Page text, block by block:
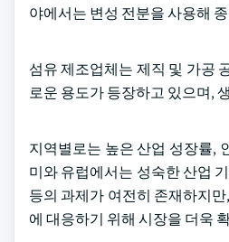
야에서는 변성 전분을 사용해
섬유 제조업체는 제직 및 가공
로운 용도가 등장하고 있으며,
지역별로는 높은 산업 성장률,
미와 유럽에서는 성숙한 산업
등의 과제가 여전히 존재하지
에 대응하기 위해 시장을 더욱